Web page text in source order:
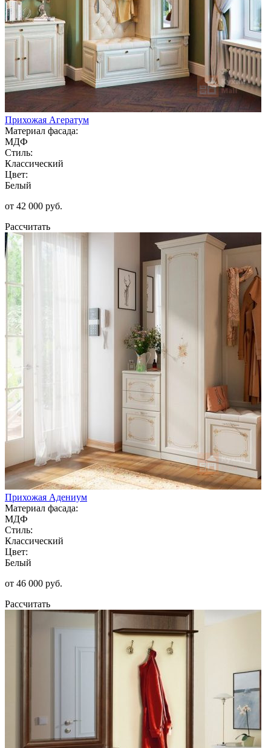
Прихожая Агератум
Материал фасада:
МДФ
Стиль:
Классический
Цвет:
Белый
от 42 000 руб.
Рассчитать
Прихожая Адениум
Материал фасада:
МДФ
Стиль:
Классический
Цвет:
Белый
от 46 000 руб.
Рассчитать